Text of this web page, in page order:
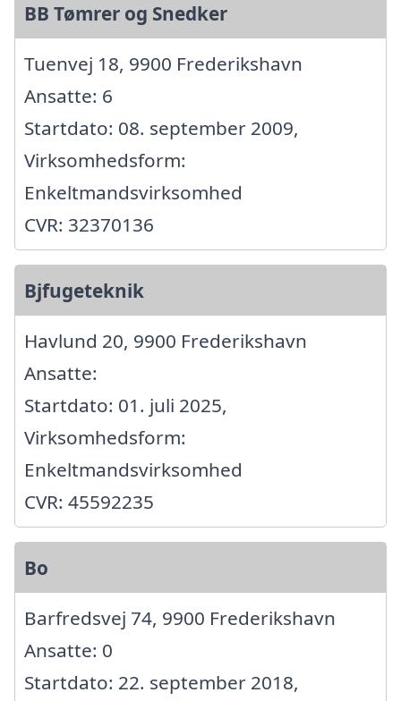
BB Tømrer og Snedker
Tuenvej 18, 9900 Frederikshavn
Ansatte: 6
Startdato: 08. september 2009,
Virksomhedsform:
Enkeltmandsvirksomhed
CVR: 32370136
Bjfugeteknik
Havlund 20, 9900 Frederikshavn
Ansatte:
Startdato: 01. juli 2025,
Virksomhedsform:
Enkeltmandsvirksomhed
CVR: 45592235
Bo
Barfredsvej 74, 9900 Frederikshavn
Ansatte: 0
Startdato: 22. september 2018,